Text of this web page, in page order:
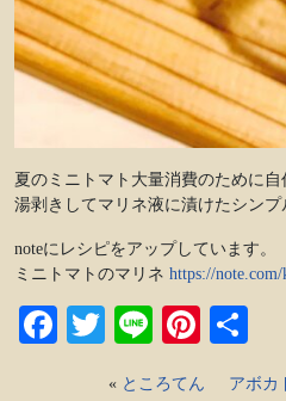
夏のミニトマト大量消費のために自
湯剥きしてマリネ液に漬けたシンプ
noteにレシピをアップしています。
ミニトマトのマリネ https://
Facebook
TwitterLine
« ところてん アボカ